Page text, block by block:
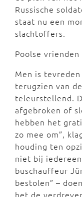
Russische
staat nu een
slachtoffers.
Poolse vrienden
Men is
terugzien van
teleurstellend.
afgebroken of
hebben het
zo mee om”,
houding ten
niet bij
buschauffeur
bestolen” –
het de